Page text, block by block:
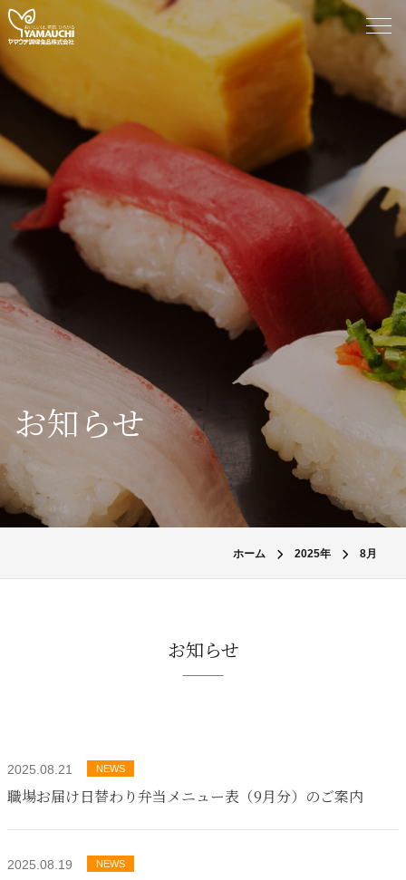
お知らせ
ホーム 2025年 8月
お知らせ
2025.08.21 NEWS
職場お届け日替わり弁当メニュー表（9月分）のご案内
2025.08.19 NEWS